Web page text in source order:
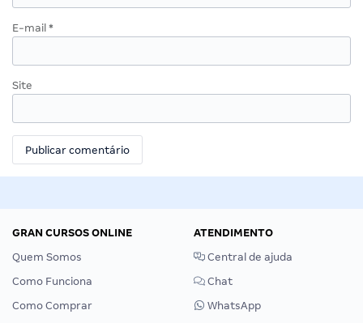
E-mail *
Site
GRAN CURSOS ONLINE
Quem Somos
Como Funciona
Como Comprar
ATENDIMENTO
Central de ajuda
Chat
WhatsApp